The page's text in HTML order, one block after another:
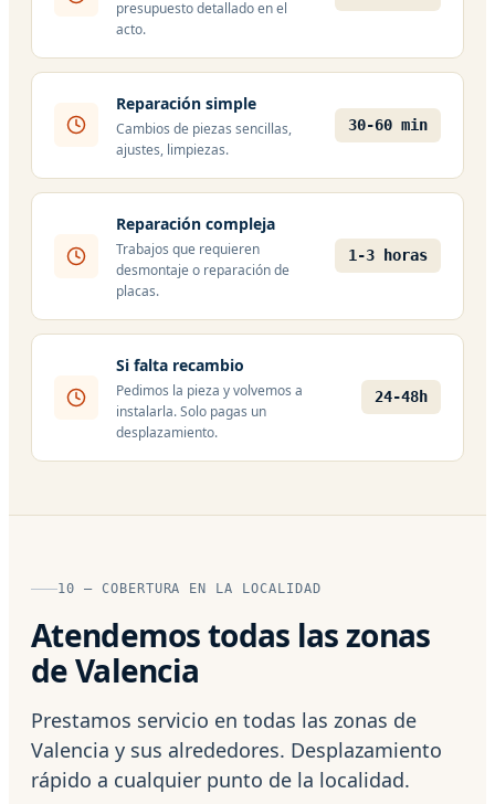
presupuesto detallado en el
acto.
Reparación simple
Cambios de piezas sencillas,
ajustes, limpiezas.
30-60 min
Reparación compleja
Trabajos que requieren
desmontaje o reparación de
placas.
1-3 horas
Si falta recambio
Pedimos la pieza y volvemos a
instalarla. Solo pagas un
desplazamiento.
24-48h
10 — COBERTURA EN LA LOCALIDAD
Atendemos todas las zonas
de Valencia
Prestamos servicio en todas las zonas de
Valencia y sus alrededores. Desplazamiento
rápido a cualquier punto de la localidad.